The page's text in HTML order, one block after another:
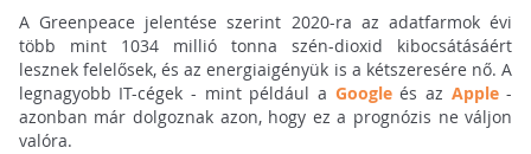
A Greenpeace jelentése szerint 2020-ra az adatfarmok évi
több mint 1034 millió tonna szén-dioxid kibocsátásáért
lesznek felelősek, és az energiaigényük is a kétszeresére nő. A
legnagyobb IT-cégek - mint például a Googleés az Apple-
azonban már dolgoznak azon, hogy ez a prognózis ne váljon
valóra.